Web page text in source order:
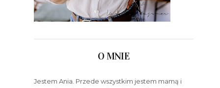
O MNIE
Jestem Ania. Przede wszystkim jestem mamą i